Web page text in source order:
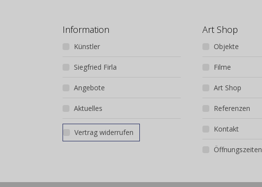
Information
Künstler
Siegfried Firla
Angebote
Aktuelles
Vertrag widerrufen
Art Shop
Objekte
Filme
Art Shop
Referenzen
Kontakt
Öffnungszeiten